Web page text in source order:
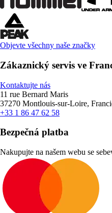
Objevte všechny naše značky
Zákaznický servis ve
Kontaktujte nás
11 rue Bernard Maris
37270 Montlouis-sur-Loire,
+33 1 86 47 62 58
Bezpečná platba
Nakupujte na našem webu se